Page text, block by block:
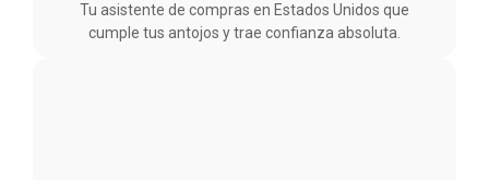
Tu asistente de compras en Estados Unidos que
cumple tus antojos y trae confianza absoluta.